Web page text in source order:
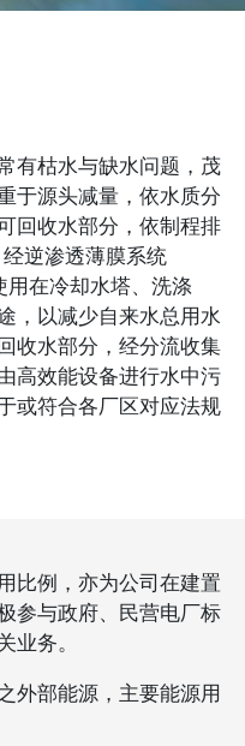
有枯水与缺水问题，茂
于源头减量，依水质分
回收水部分，依制程排
逆渗透薄膜系统
在冷却水塔、洗涤
，以减少自来水总用水
收水部分，经分流收集
高效能设备进行水中污
或符合各厂区对应法规
比例，亦为公司在建置
参与政府、民营电厂标
业务。
外部能源，主要能源用